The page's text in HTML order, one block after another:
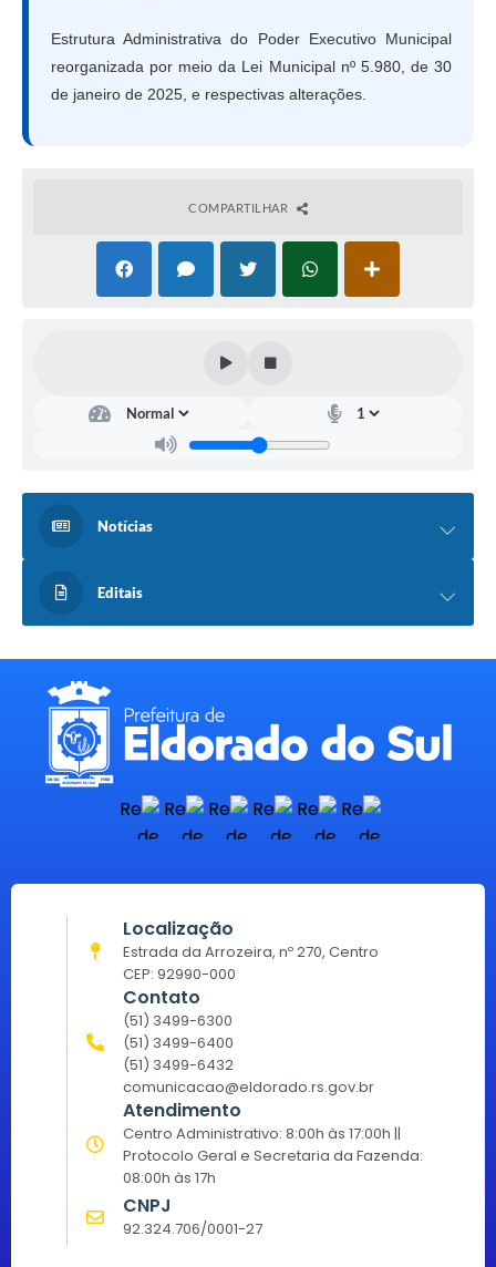
Estrutura Administrativa do Poder Executivo Municipal
reorganizada por meio da Lei Municipal nº 5.980, de 30
de janeiro de 2025, e respectivas alterações.
COMPARTILHAR
Notícias
Editais
Localização
Estrada da Arrozeira, nº 270, Centro
CEP: 92990-000
Contato
(51) 3499-6300
(51) 3499-6400
(51) 3499-6432
comunicacao@eldorado.rs.gov.br
Atendimento
Centro Administrativo: 8:00h às 17:00h ||
Protocolo Geral e Secretaria da Fazenda:
08:00h às 17h
CNPJ
92.324.706/0001-27